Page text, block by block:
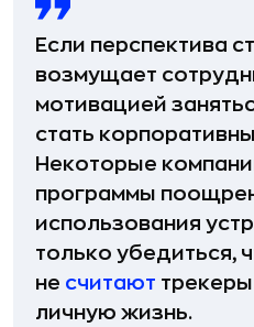
Если перспектива
возмущает
мотивацией
стать
Некоторые
программы
использования
только убедиться,
не считают
личную жизнь.